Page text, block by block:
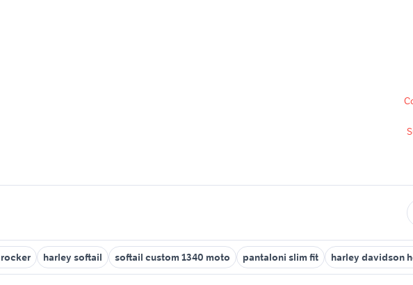
harley softail softail custom 1340 moto pantaloni slim fit harley davidson